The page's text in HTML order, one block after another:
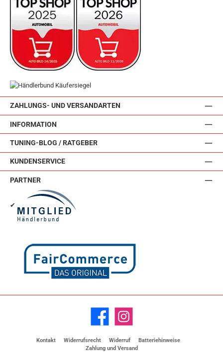
ZAHLUNGS- UND VERSANDARTEN
INFORMATION
TUNING-BLOG / RATGEBER
KUNDENSERVICE
PARTNER
✔
Facebook Instagram
Kontakt Widerrufsrecht Widerruf
Batteriehinweise
Zahlung und Versand